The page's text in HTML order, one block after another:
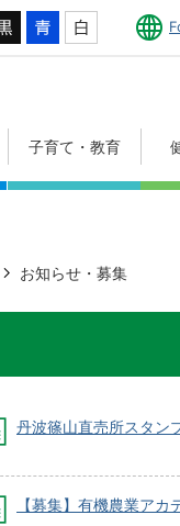
子育て・教育
お知らせ・募集
丹波篠山直売所スタン
【募集】有機農業ア